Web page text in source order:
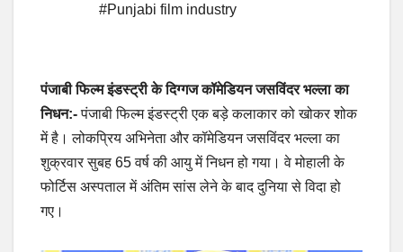
#Punjabi film industry
पंजाबी फिल्म इंडस्ट्री के दिग्गज कॉमेडियन जसविंदर भल्ला का
निधन:-पंजाबी फिल्म इंडस्ट्री एक बड़े कलाकार को खोकर शोक
में है। लोकप्रिय अभिनेता और कॉमेडियन जसविंदर भल्ला का
शुक्रवार सुबह 65 वर्ष की आयु में निधन हो गया। वे मोहाली के
फोर्टिस अस्पताल में अंतिम सांस लेने के बाद दुनिया से विदा हो
गए।